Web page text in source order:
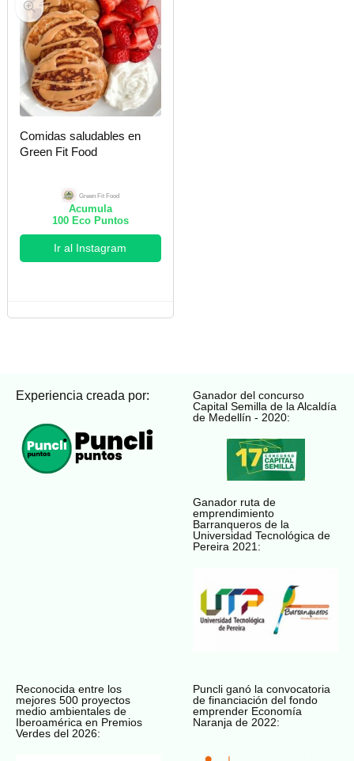
Comidas saludables en
Green Fit Food
Green Fit Food
Acumula
100Eco Puntos
Ir al Instagram
Experiencia creada por:
Ganador del concurso
Capital Semilla de la Alcaldía
de Medellín - 2020:
Ganador ruta de
emprendimiento
Barranqueros de la
Universidad Tecnológica de
Pereira 2021:
Reconocida entre los
mejores 500 proyectos
medio ambientales de
Iberoamérica en Premios
Verdes del 2026:
Puncli ganó la convocatoria
de financiación del fondo
emprender Economía
Naranja de 2022: